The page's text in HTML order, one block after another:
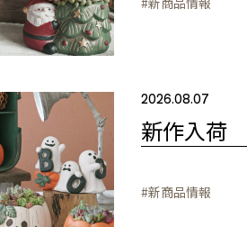
2026.08.07
新作入荷
#新商品情報